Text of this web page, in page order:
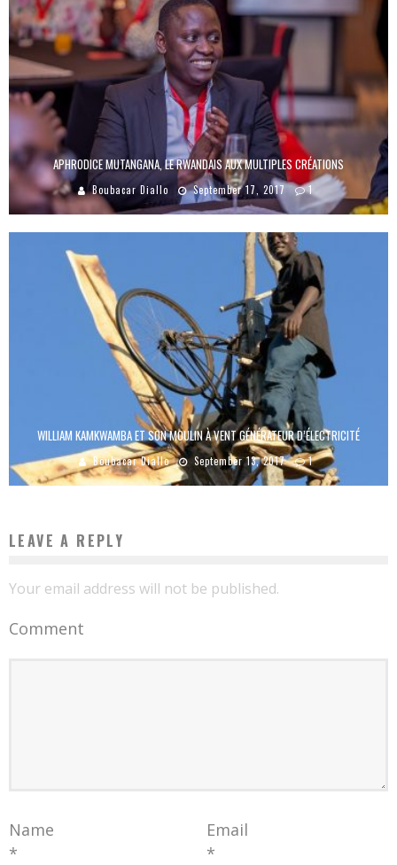
APHRODICE MUTANGANA, LE RWANDAIS AUX MULTIPLES CRÉATIONS
Boubacar Diallo September 17, 2017 1
WILLIAM KAMKWAMBA ET SON MOULIN À VENT GÉNÉRATEUR D’ÉLECTRICITÉ
Boubacar Diallo September 13, 2017 1
LEAVE A REPLY
Your email address will not be published.
Comment
Name
*
Email
*